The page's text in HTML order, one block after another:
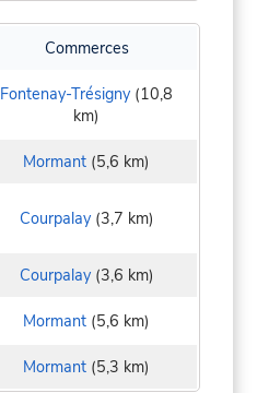
Commerces
Fontenay-Trésigny (10,8
km)
Mormant (5,6 km)
Courpalay(3,7 km)
Courpalay(3,6 km)
Mormant (5,6 km)
Mormant (5,3 km)